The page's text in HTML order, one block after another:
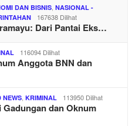
DAN BISNIS NASIONAL -
167638 Dilihat
Dari Pantai Eks…
116094 Dilihat
Anggota BNN dan
NEWS KRIMINAL 113950 Dilihat
dan Oknum